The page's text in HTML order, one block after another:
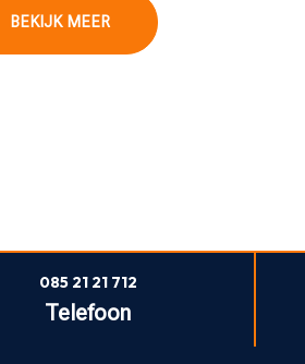
BEKIJK MEER
085 21 21 712
Telefoon